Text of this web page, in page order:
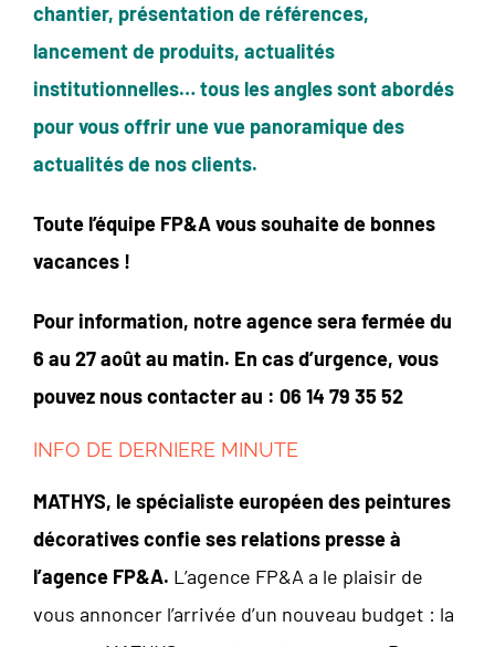
chantier, présentation de références,
lancement de produits, actualités
institutionnelles… tous les angles sont abordés
pour vous offrir une vue panoramique des
actualités de nos clients.
Toute l’équipe FP&A vous souhaite de bonnes
vacances !
Pour information, notre agence sera fermée du
6 au 27 août au matin. En cas d’urgence, vous
pouvez nous contacter au : 06 14 79 35 52
INFO DE DERNIERE MINUTE
MATHYS, le spécialiste européen des peintures
décoratives confie ses relations presse à
l’agence FP&A. L’agence FP&A a le plaisir de
vous annoncer l’arrivée d’un nouveau budget : la